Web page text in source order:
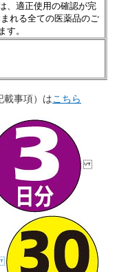
、適正使用の確認が完
れる全ての医薬品のご
す。
載事項）はこちら